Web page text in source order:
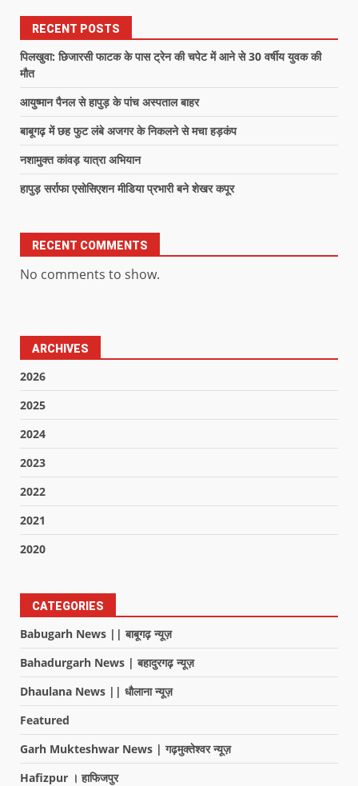
RECENT POSTS
पिलखुवा: छिजारसी फाटक के पास ट्रेन की चपेट में आने से 30 वर्षीय युवक की
मौत
आयुष्मान पैनल से हापुड़ के पांच अस्पताल बाहर
बाबूगढ़ में छह फुट लंबे अजगर के निकलने से मचा हड़कंप
नशामुक्त कांवड़ यात्रा अभियान
हापुड़ सर्राफा एसोसिएशन मीडिया प्रभारी बने शेखर कपूर
RECENT COMMENTS
No comments to show.
ARCHIVES
2026
2025
2024
2023
2022
2021
2020
CATEGORIES
Babugarh News || बाबूगढ़ न्यूज़
Bahadurgarh News | बहादुरगढ़ न्यूज़
Dhaulana News || धौलाना न्यूज़
Featured
Garh Mukteshwar News | गढ़मुक्तेश्वर न्यूज़
Hafizpur । हाफिजपुर